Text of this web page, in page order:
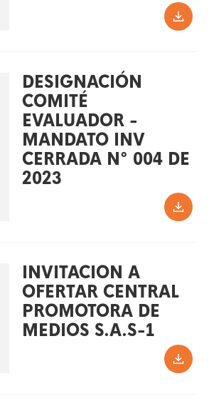
DESIGNACIÓN
COMITÉ
EVALUADOR -
MANDATO INV
CERRADA N° 004 DE
2023
INVITACION A
OFERTAR CENTRAL
PROMOTORA DE
MEDIOS S.A.S-1